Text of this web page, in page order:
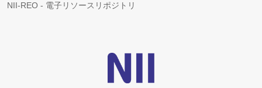
NII-REO - 電子リソースリポジトリ